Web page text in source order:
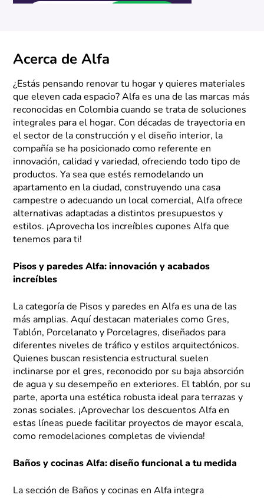
Acerca de Alfa
¿Estás pensando renovar tu hogar y quieres materiales
que eleven cada espacio? Alfa es una de las marcas más
reconocidas en Colombia cuando se trata de soluciones
integrales para el hogar. Con décadas de trayectoria en
el sector de la construcción y el diseño interior, la
compañía se ha posicionado como referente en
innovación, calidad y variedad, ofreciendo todo tipo de
productos. Ya sea que estés remodelando un
apartamento en la ciudad, construyendo una casa
campestre o adecuando un local comercial, Alfa ofrece
alternativas adaptadas a distintos presupuestos y
estilos. ¡Aprovecha los increíbles cupones Alfa que
tenemos para ti!
Pisos y paredes Alfa: innovación y acabados
increíbles
La categoría de Pisos y paredes en Alfa es una de las
más amplias. Aquí destacan materiales como Gres,
Tablón, Porcelanato y Porcelagres, diseñados para
diferentes niveles de tráfico y estilos arquitectónicos.
Quienes buscan resistencia estructural suelen
inclinarse por el gres, reconocido por su baja absorción
de agua y su desempeño en exteriores. El tablón, por su
parte, aporta una estética robusta ideal para terrazas y
zonas sociales. ¡Aprovechar los descuentos Alfa en
estas líneas puede facilitar proyectos de mayor escala,
como remodelaciones completas de vivienda!
Baños y cocinas Alfa: diseño funcional a tu medida
La sección de Baños y cocinas en Alfa integra